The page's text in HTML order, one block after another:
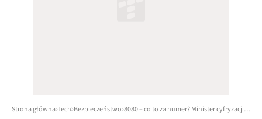
Strona główna Tech Bezpieczeństwo